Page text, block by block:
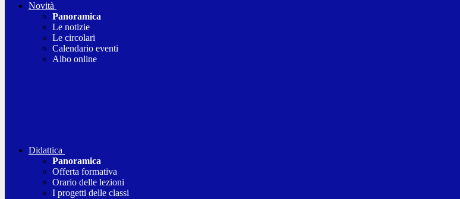
Novità
Panoramica
Le notizie
Le circolari
Calendario eventi
Albo online
Didattica
Panoramica
Offerta formativa
Orario delle lezioni
I progetti delle classi